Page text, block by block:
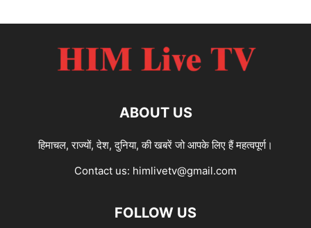
ABOUT US
हिमाचल, राज्यों, देश, दुनिया, की खबरें जो आपके लिए हैं महत्वपूर्ण।
Contact us: himlivetv@gmail.com
FOLLOW US